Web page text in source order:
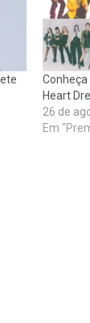
Conheça
Heart
26 de
Em